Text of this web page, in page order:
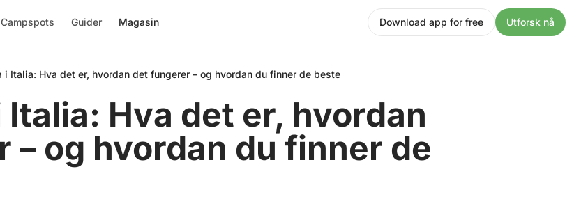
Campspots Guider Magasin Download app for free Utforsk nå
i Italia: Hva det er, hvordan det fungerer – og hvordan du finner de beste
Italia: Hva det er, hvordan
– og hvordan du finner de